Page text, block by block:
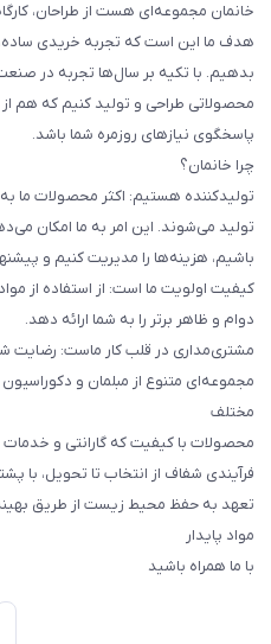
خانمان مجموعه‌ای هست از طراحان،
هدف ما این است که تجربه خریدی
بدهیم. با تکیه بر سال‌ها تجربه در
محصولاتی طراحی و تولید کنیم که هم از
پاسخگوی نیازهای روزمره شما باشد.
چرا خانمان؟
تولیدکننده هستیم: اکثر محصولات ما
تولید می‌شوند. این امر به ما امکان
باشیم، هزینه‌ها را مدیریت کنیم و
کیفیت اولویت ما است: از استفاده از
دوام و ظاهر برتر را به شما ارائه دهد.
مشتری‌مداری در قلب کار ماست: رضایت
مجموعه‌ای متنوع از مبلمان و دکوراسیون
مختلف
محصولات با کیفیت که گارانتی و
فرآیندی شفاف از انتخاب تا تحویل، با
تعهد به حفظ محیط زیست از طریق
مواد پایدار
با ما همراه باشید